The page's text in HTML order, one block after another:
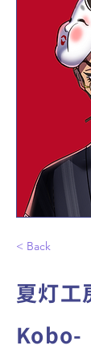
< Back
夏灯
Kobo-